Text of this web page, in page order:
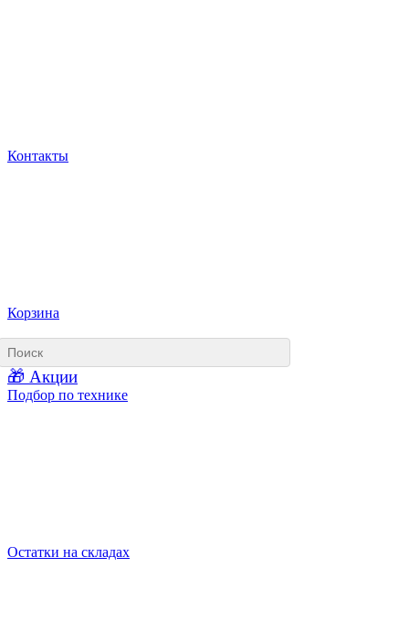
Контакты
Корзина
🎁 Акции
Подбор по технике
Остатки на складах